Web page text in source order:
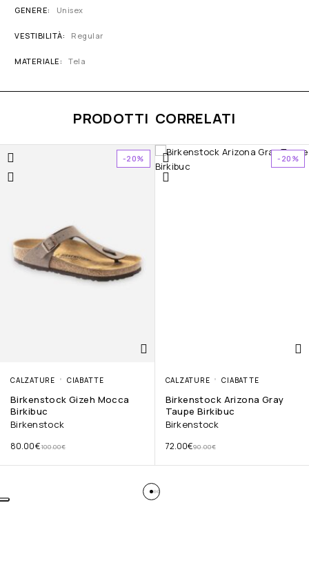
GENERE Unisex
VESTIBILITÀ Regular
MATERIALE Tela
PRODOTTI CORRELATI
-20%
CALZATURE CIABATTE
Birkenstock Gizeh Mocca
Birkibuc
Birkenstock
100.00€
80.00€
-20%
CALZATURE CIABATTE
Birkenstock Arizona Gray
Taupe Birkibuc
Birkenstock
90.00€
72.00€